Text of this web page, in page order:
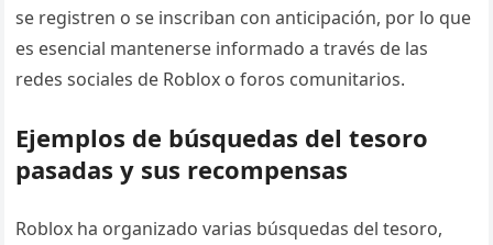
se registren o se inscriban con anticipación, por lo que
es esencial mantenerse informado a través de las
redes sociales de Roblox o foros comunitarios.
Ejemplos de búsquedas del tesoro
pasadas y sus recompensas
Roblox ha organizado varias búsquedas del tesoro,